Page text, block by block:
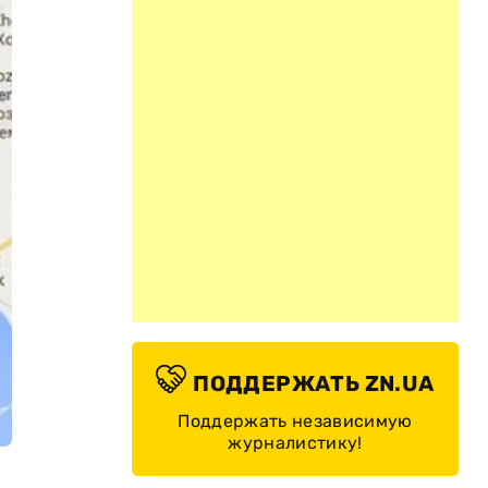
ПОДДЕРЖАТЬ ZN.UA
Поддержать независимую
журналистику!